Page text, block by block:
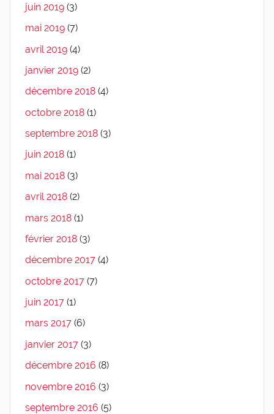
juin 2019 (3)
mai 2019 (7)
avril 2019 (4)
janvier 2019 (2)
décembre 2018 (4)
octobre 2018 (1)
septembre 2018 (3)
juin 2018 (1)
mai 2018 (3)
avril 2018 (2)
mars 2018 (1)
février 2018 (3)
décembre 2017 (4)
octobre 2017 (7)
juin 2017 (1)
mars 2017 (6)
janvier 2017 (3)
décembre 2016 (8)
novembre 2016 (3)
septembre 2016 (5)